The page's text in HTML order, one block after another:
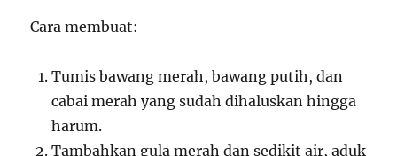
Cara membuat:
Tumis bawang merah, bawang putih, dan
cabai merah yang sudah dihaluskan hingga
harum.
Tambahkan gula merah dan sedikit air, aduk